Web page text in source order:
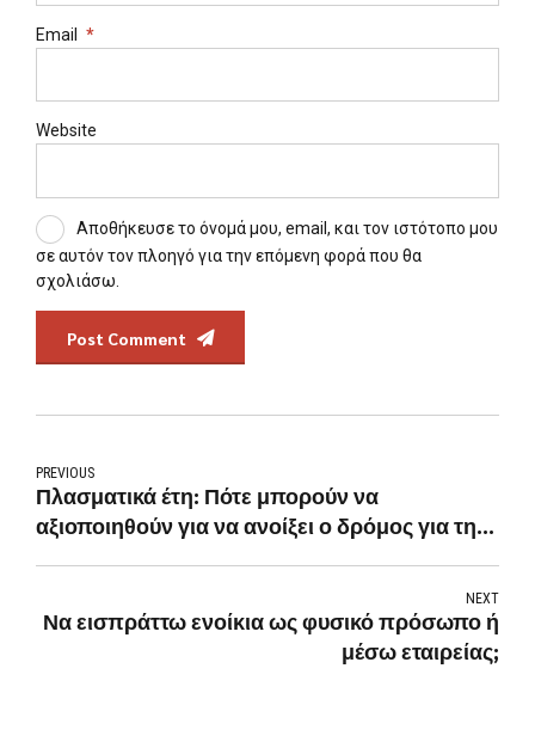
Email *
Website
Αποθήκευσε το όνομά μου, email, και τον ιστότοπο μου
σε αυτόν τον πλοηγό για την επόμενη φορά που θα
σχολιάσω.
Post Comment
PREVIOUS
Πλασματικά έτη: Πότε μπορούν να
αξιοποιηθούν για να ανοίξει ο δρόμος για τη
NEXT
Να εισπράττω ενοίκια ως φυσικό πρόσωπο ή
μέσω εταιρείας;